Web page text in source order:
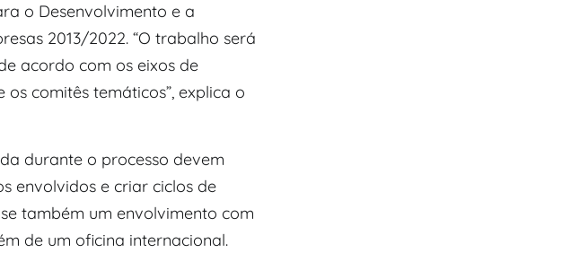
o Desenvolvimento e a
2013/2022. “O trabalho será
acordo com os eixos de
comitês temáticos”, explica o
durante o processo devem
envolvidos e criar ciclos de
também um envolvimento com
de um oficina internacional.